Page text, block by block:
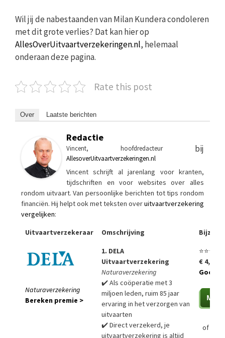
Wil jij de nabestaanden van Milan Kundera condoleren
met dit grote verlies? Dat kan hier op
AllesOverUitvaartverzekeringen.nl, helemaal
onderaan deze pagina.
Rate this post
Over Laatste berichten
Redactie
Vincent, hoofdredacteurbij
AllesoverUitvaartverzekeringen.nl
Vincent schrijft al jarenlang voor kranten,
tijdschriften en voor websites over alles
rondom uitvaart. Van persoonlijke berichten tot tips rondom
financiën. Hij helpt ook met teksten overuitvaartverzekering
vergelijken:
Uitvaartverzekeraar
Omschrijving
Naturaverzekering
Bereken premie >
1. DELA
Uitvaartverzekering
Naturaverzekering
✔️ Als coöperatie met 3
miljoen leden, ruim 85 jaar
ervaring in het verzorgen van
uitvaarten
✔️ Direct verzekerd, je
uitvaartverzekering is altijd
⭐⭐⭐⭐⭐
€ 4,99
of